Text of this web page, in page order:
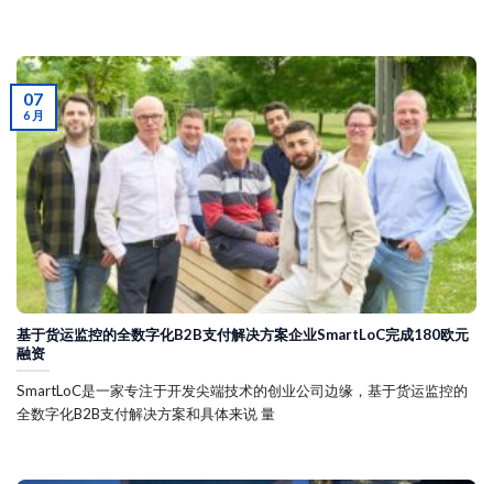
基于货运监控的全数字化B2B支付解决方案企业SmartLoC完成180欧元
融资
SmartLoC是一家专注于开发尖端技术的创业公司边缘，基于货运监控的
全数字化B2B支付解决方案和具体来说 量
07
6 月